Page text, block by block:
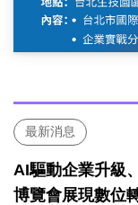
最新消息
AI驅動企業升級
博覽會展現數位